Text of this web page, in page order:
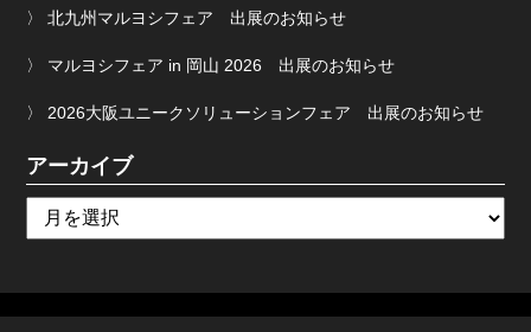
北九州マルヨシフェア 出展のお知らせ
マルヨシフェア in 岡山 2026 出展のお知らせ
2026大阪ユニークソリューションフェア 出展のお知らせ
アーカイブ
イ